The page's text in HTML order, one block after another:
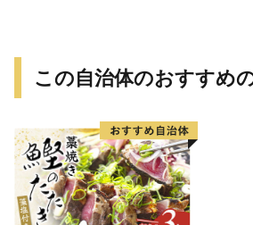
この自治体のおすすめ